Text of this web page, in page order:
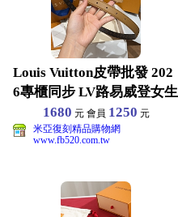
Louis Vuitton皮帶批發 202
6專櫃同步 LV路易威登女生
1680 元 會員 1250 元
米亞復刻精品購物網
www.fb520.com.tw